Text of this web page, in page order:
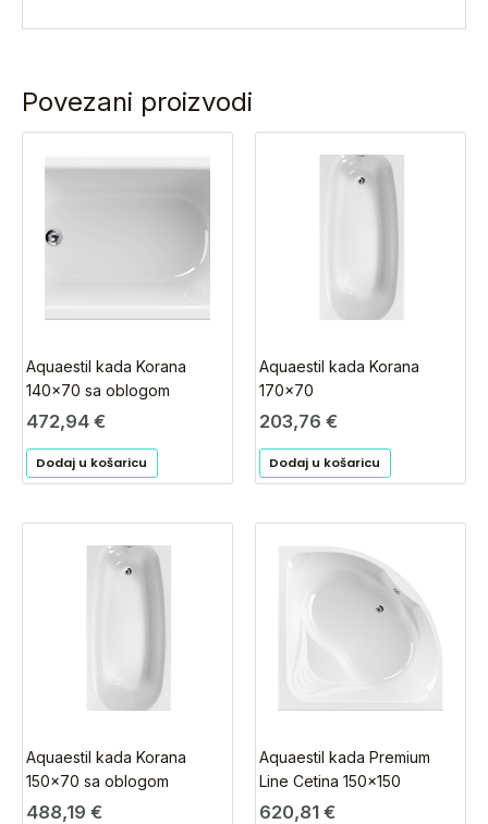
Povezani proizvodi
Aquaestil kada Korana
140×70 sa oblogom
472,94 €
Dodaj u košaricu
Aquaestil kada Korana
170×70
203,76 €
Dodaj u košaricu
Aquaestil kada Korana
150×70 sa oblogom
488,19 €
Aquaestil kada Premium
Line Cetina 150×150
620,81 €